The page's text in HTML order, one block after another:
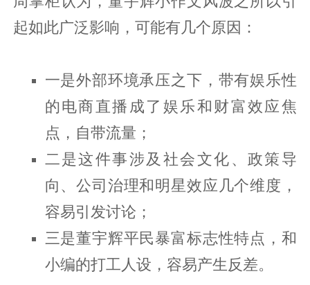
起如此广泛影响，可能有几个原因：
一是外部环境承压之下，带有娱乐性
的电商直播成了娱乐和财富效应焦
点，自带流量；
二是这件事涉及社会文化、政策导
向、公司治理和明星效应几个维度，
容易引发讨论；
三是董宇辉平民暴富标志性特点，和
小编的打工人设，容易产生反差。